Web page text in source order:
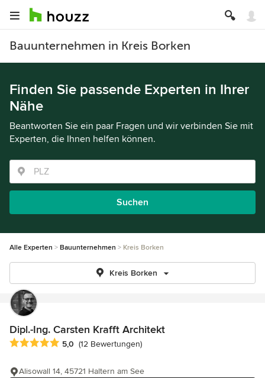
Bauunternehmen in Kreis Borken
Finden Sie passende Experten in Ihrer
Nähe
Beantworten Sie ein paar Fragen und wir verbinden Sie mit
Experten, die Ihnen helfen können.
Suchen
Alle Experten Bauunternehmen Kreis Borken
Kreis Borken
Dipl.-Ing. Carsten Krafft Architekt
Durchschnittliche Bewertung: 5 von 5 Sternen
5,0 (12 Bewertungen)
Alisowall 14, 45721 Haltern am See